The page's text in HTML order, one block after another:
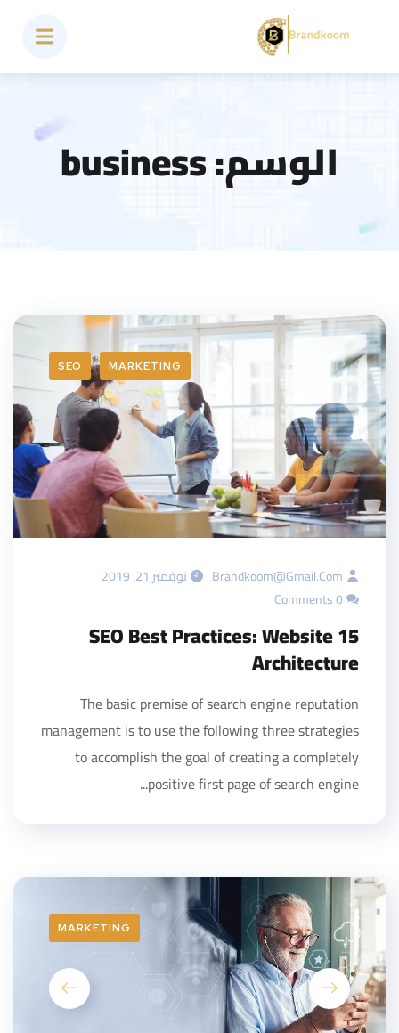
الوسم:business
MARKETING
SEO
Brandkoom@gmail.com
نوفمبر 21, 2019
0 Comments
15 SEO Best Practices: Website
Architecture
The basic premise of search engine reputation
management is to use the following three strategies
to accomplish the goal of creating a completely
positive first page of search engine...
MARKETING